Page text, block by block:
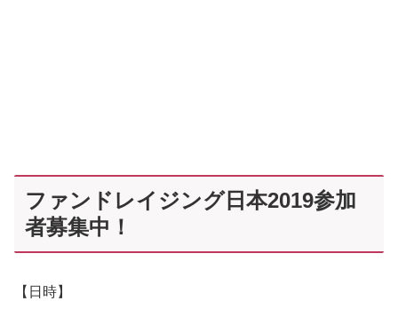
ファンドレイジング日本2019参加
者募集中！
【日時】